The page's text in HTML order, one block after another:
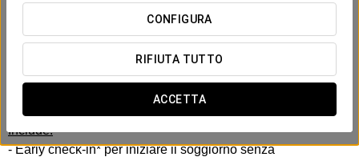
CONFIGURA
RIFIUTA TUTTO
ACCETTA
Orari flessibili, tutto pensato per adattarsi ai tuoi impegni.
All'Exe Vienna abbiamo creato questa esperienza comfort
pensando alla tua efficienza e comodità. Senza fretta, senza
Include:
- Early check-in* per iniziare il soggiorno senza